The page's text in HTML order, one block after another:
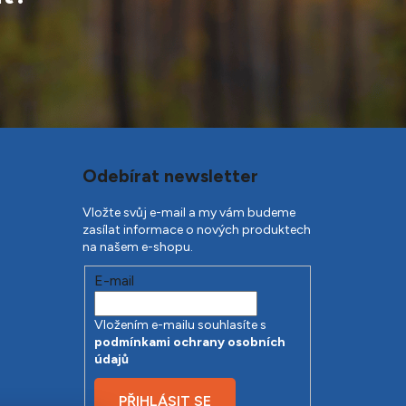
Odebírat newsletter
Vložte svůj e-mail a my vám budeme
zasílat informace o nových produktech
na našem e-shopu.
E-mail
Vložením e-mailu souhlasíte s
podmínkami ochrany osobních
údajů
PŘIHLÁSIT SE